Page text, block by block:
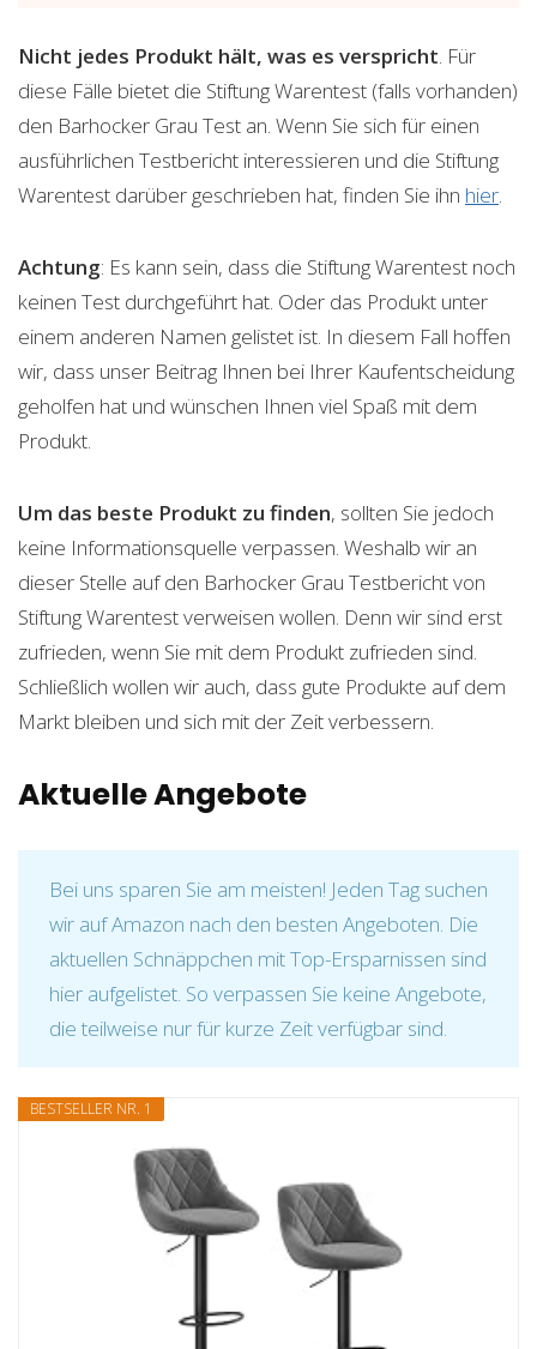
Nicht jedes Produkt hält, was es verspricht. Für
diese Fälle bietet die Stiftung Warentest (falls vorhanden)
den Barhocker Grau Test an. Wenn Sie sich für einen
ausführlichen Testbericht interessieren und die Stiftung
Warentest darüber geschrieben hat, finden Sie ihn hier.
Achtung: Es kann sein, dass die Stiftung Warentest noch
keinen Test durchgeführt hat. Oder das Produkt unter
einem anderen Namen gelistet ist. In diesem Fall hoffen
wir, dass unser Beitrag Ihnen bei Ihrer Kaufentscheidung
geholfen hat und wünschen Ihnen viel Spaß mit dem
Produkt.
Um das beste Produkt zu finden, sollten Sie jedoch
keine Informationsquelle verpassen. Weshalb wir an
dieser Stelle auf den Barhocker Grau Testbericht von
Stiftung Warentest verweisen wollen. Denn wir sind erst
zufrieden, wenn Sie mit dem Produkt zufrieden sind.
Schließlich wollen wir auch, dass gute Produkte auf dem
Markt bleiben und sich mit der Zeit verbessern.
Aktuelle Angebote
Bei uns sparen Sie am meisten! Jeden Tag suchen
wir auf Amazon nach den besten Angeboten. Die
aktuellen Schnäppchen mit Top-Ersparnissen sind
hier aufgelistet. So verpassen Sie keine Angebote,
die teilweise nur für kurze Zeit verfügbar sind.
BESTSELLER NR. 1